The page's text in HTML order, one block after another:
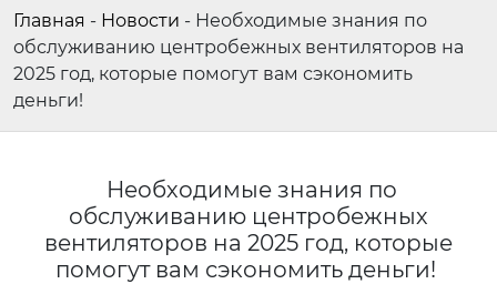
Главная - Новости - Необходимые знания по
обслуживанию центробежных вентиляторов на
2025 год, которые помогут вам сэкономить
деньги!
Необходимые знания по
обслуживанию центробежных
вентиляторов на 2025 год, которые
помогут вам сэкономить деньги!